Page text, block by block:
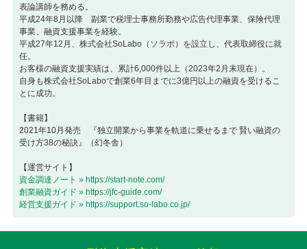
表論講師を務める。
平成24年8月以降 副業で税理士事務所勤務や広告代理事業、保険代理
事業、融資支援事業を経験。
平成27年12月、株式会社SoLabo（ソラボ）を設立し、代表取締役に就
任。
お客様の融資支援実績は、累計6,000件以上（2023年2月末現在）。
自身も株式会社SoLaboで創業6年目までに3億円以上の融資を受けるこ
とに成功。
【書籍】
2021年10月発売 『独立開業から事業を軌道に乗せるまで 賢い融資の
受け方38の秘訣』（幻冬舎）
【運営サイト】
資金調達ノート » https://start-note.com/
創業融資ガイド » https://jfc-guide.com/
経営支援ガイド » https://support.so-labo.co.jp/